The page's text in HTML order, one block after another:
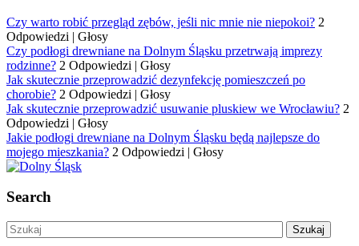
Czy warto robić przegląd zębów, jeśli nic mnie nie niepokoi? 2
Odpowiedzi | Głosy
Czy podłogi drewniane na Dolnym Śląsku przetrwają imprezy
rodzinne? 2 Odpowiedzi | Głosy
Jak skutecznie przeprowadzić dezynfekcję pomieszczeń po
chorobie? 2 Odpowiedzi | Głosy
Jak skutecznie przeprowadzić usuwanie pluskiew we Wrocławiu? 2
Odpowiedzi | Głosy
Jakie podłogi drewniane na Dolnym Śląsku będą najlepsze do
mojego mieszkania? 2 Odpowiedzi | Głosy
Search